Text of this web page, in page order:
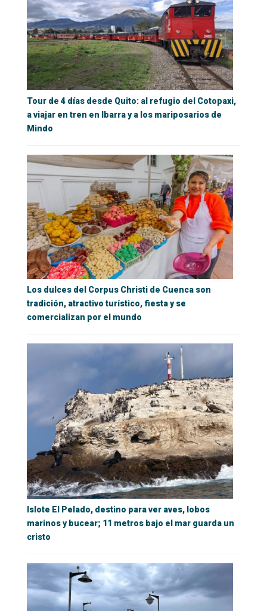
Tour de 4 días desde Quito: al refugio del Cotopaxi,
a viajar en tren en Ibarra y a los mariposarios de
Mindo
Los dulces del Corpus Christi de Cuenca son
tradición, atractivo turístico, fiesta y se
comercializan por el mundo
Islote El Pelado, destino para ver aves, lobos
marinos y bucear; 11 metros bajo el mar guarda un
cristo